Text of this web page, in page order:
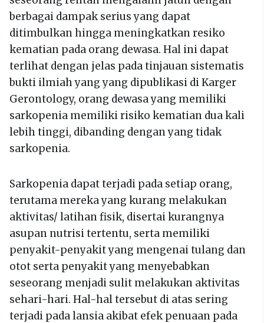
berbagai dampak serius yang dapat
ditimbulkan hingga meningkatkan resiko
kematian pada orang dewasa. Hal ini dapat
terlihat dengan jelas pada tinjauan sistematis
bukti ilmiah yang yang dipublikasi di Karger
Gerontology, orang dewasa yang memiliki
sarkopenia memiliki risiko kematian dua kali
lebih tinggi, dibanding dengan yang tidak
sarkopenia.
Sarkopenia dapat terjadi pada setiap orang,
terutama mereka yang kurang melakukan
aktivitas/ latihan fisik, disertai kurangnya
asupan nutrisi tertentu, serta memiliki
penyakit-penyakit yang mengenai tulang dan
otot serta penyakit yang menyebabkan
seseorang menjadi sulit melakukan aktivitas
sehari-hari. Hal-hal tersebut di atas sering
terjadi pada lansia akibat efek penuaan pada